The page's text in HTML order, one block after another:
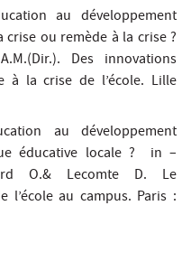
au développement
ou remède à la crise ?
Des innovations
à la crise de l’école. Lille
au développement
éducative locale ? in –
O.& Lecomte D. Le
l’école au campus. Paris :